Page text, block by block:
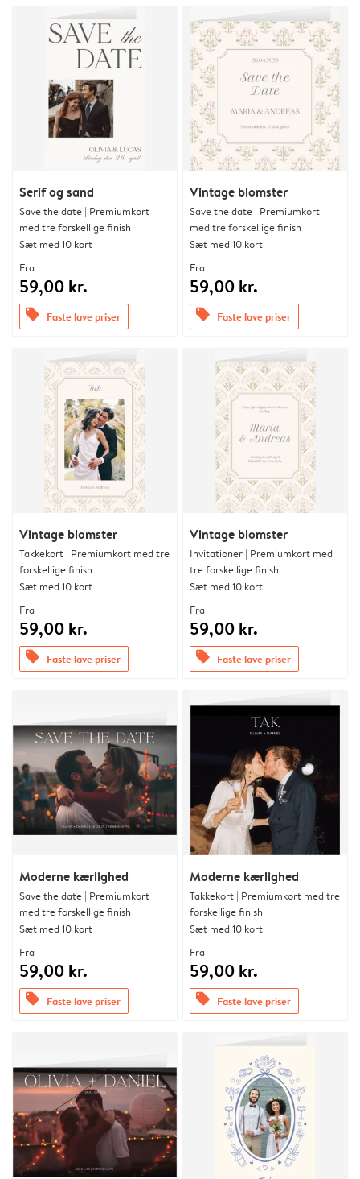
Serif og sand
Save the date | Premiumkort
med tre forskellige finish
Sæt med 10 kort
Fra
59,00 kr.
offers Faste lave priser
Vintage blomster
Save the date | Premiumkort
med tre forskellige finish
Sæt med 10 kort
Fra
59,00 kr.
offers Faste lave priser
Vintage blomster
Takkekort | Premiumkort med tre
forskellige finish
Sæt med 10 kort
Fra
59,00 kr.
offers Faste lave priser
Vintage blomster
Invitationer | Premiumkort med
tre forskellige finish
Sæt med 10 kort
Fra
59,00 kr.
offers Faste lave priser
Moderne kærlighed
Save the date | Premiumkort
med tre forskellige finish
Sæt med 10 kort
Fra
59,00 kr.
offers Faste lave priser
Moderne kærlighed
Takkekort | Premiumkort med tre
forskellige finish
Sæt med 10 kort
Fra
59,00 kr.
offers Faste lave priser